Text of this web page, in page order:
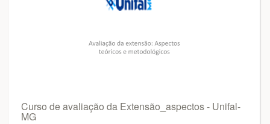
Curso de avaliação da Extensão_aspectos - Unifal-
MG